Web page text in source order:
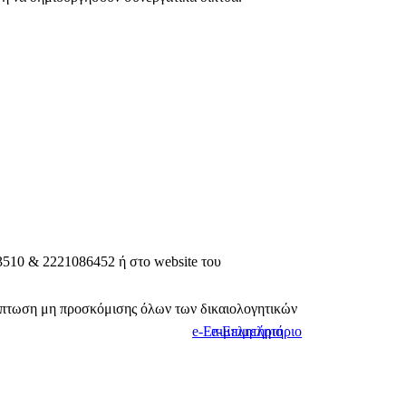
e-Επιμελητήριο
e-Επιμελητήριο
& 2221086452 ή στο website του
μη προσκόμισης όλων των δικαιολογητικών